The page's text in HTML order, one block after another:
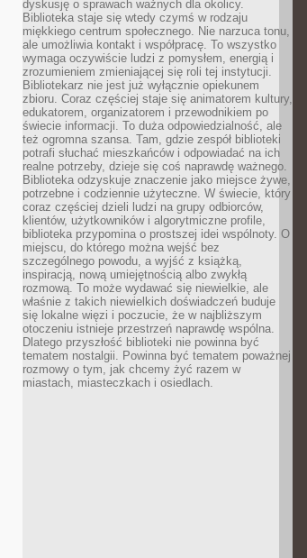
dyskusję o sprawach ważnych dla okolicy.
Biblioteka staje się wtedy czymś w rodzaju
miękkiego centrum społecznego. Nie narzuca tonu,
ale umożliwia kontakt i współpracę. To wszystko
wymaga oczywiście ludzi z pomysłem, energią i
zrozumieniem zmieniającej się roli tej instytucji.
Bibliotekarz nie jest już wyłącznie opiekunem
zbioru. Coraz częściej staje się animatorem kultury,
edukatorem, organizatorem i przewodnikiem po
świecie informacji. To duża odpowiedzialność, ale
też ogromna szansa. Tam, gdzie zespół biblioteki
potrafi słuchać mieszkańców i odpowiadać na ich
realne potrzeby, dzieje się coś naprawdę ważnego.
Biblioteka odzyskuje znaczenie jako miejsce żywe,
potrzebne i codziennie użyteczne. W świecie, który
coraz częściej dzieli ludzi na grupy odbiorców,
klientów, użytkowników i algorytmiczne profile,
biblioteka przypomina o prostszej idei wspólnoty. O
miejscu, do którego można wejść bez
szczególnego powodu, a wyjść z książką,
inspiracją, nową umiejętnością albo zwykłą
rozmową. To może wydawać się niewielkie, ale
właśnie z takich niewielkich doświadczeń buduje
się lokalne więzi i poczucie, że w najbliższym
otoczeniu istnieje przestrzeń naprawdę wspólna.
Dlatego przyszłość biblioteki nie powinna być
tematem nostalgii. Powinna być tematem poważnej
rozmowy o tym, jak chcemy żyć razem w
miastach, miasteczkach i osiedlach.